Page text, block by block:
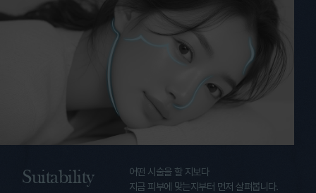
Suitability
어떤 시술을 할 지보다
지금 피부에 맞는지부터 먼저 살펴봅니다.